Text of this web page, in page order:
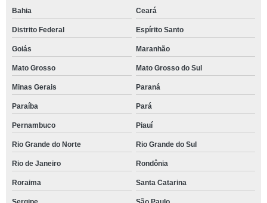
Bahia Ceará
Distrito Federal Espírito Santo
Goiás Maranhão
Mato Grosso Mato Grosso do Sul
Minas Gerais Paraná
Paraíba Pará
Pernambuco Piauí
Rio Grande do Norte Rio Grande do Sul
Rio de Janeiro Rondônia
Roraima Santa Catarina